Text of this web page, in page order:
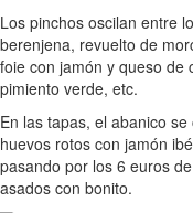
Los pinchos oscilan entre
berenjena, revuelto de
foie con jamón y queso de
pimiento verde, etc.
En las tapas, el abanico
huevos rotos con jamón
pasando por los 6 euros
asados con bonito.